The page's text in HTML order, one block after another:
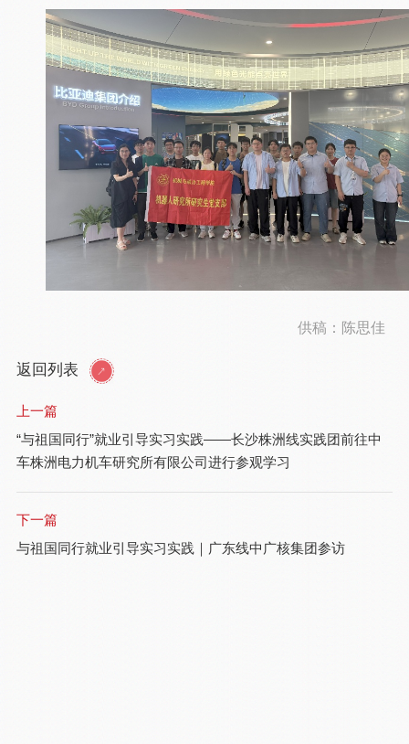
供稿：陈思佳
返回列表
上一篇
“与祖国同行”就业引导实习实践——长沙株洲线实践团前往中
车株洲电力机车研究所有限公司进行参观学习
下一篇
与祖国同行就业引导实习实践｜广东线中广核集团参访